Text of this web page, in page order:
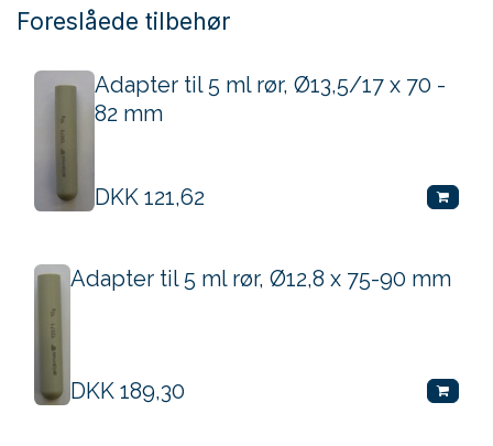
Foreslåede tilbehør
Adapter til 5 ml rør, Ø13,5/17 x 70 -
82 mm
DKK 121,62
Adapter til 5 ml rør, Ø12,8 x 75-90 mm
DKK 189,30